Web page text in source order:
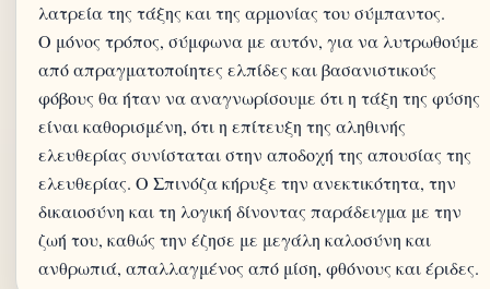
λατρεία της τάξης και της αρμονίας του σύμπαντος.
Ο μόνος τρόπος, σύμφωνα με αυτόν, για να λυτρωθούμε
από απραγματοποίητες ελπίδες και βασανιστικούς
φόβους θα ήταν να αναγνωρίσουμε ότι η τάξη της φύσης
είναι καθορισμένη, ότι η επίτευξη της αληθινής
ελευθερίας συνίσταται στην αποδοχή της απουσίας της
ελευθερίας. Ο Σπινόζα κήρυξε την ανεκτικότητα, την
δικαιοσύνη και τη λογική δίνοντας παράδειγμα με την
ζωή του, καθώς την έζησε με μεγάλη καλοσύνη και